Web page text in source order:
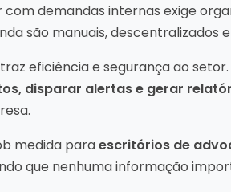
demandas internas exige
são manuais, descentralizados
traz eficiência e segurança ao
disparar alertas e gerar
medida paraescritórios de
que nenhuma informação